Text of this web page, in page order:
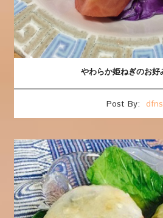
やわらか姫ねぎのお好
Post By: dfns